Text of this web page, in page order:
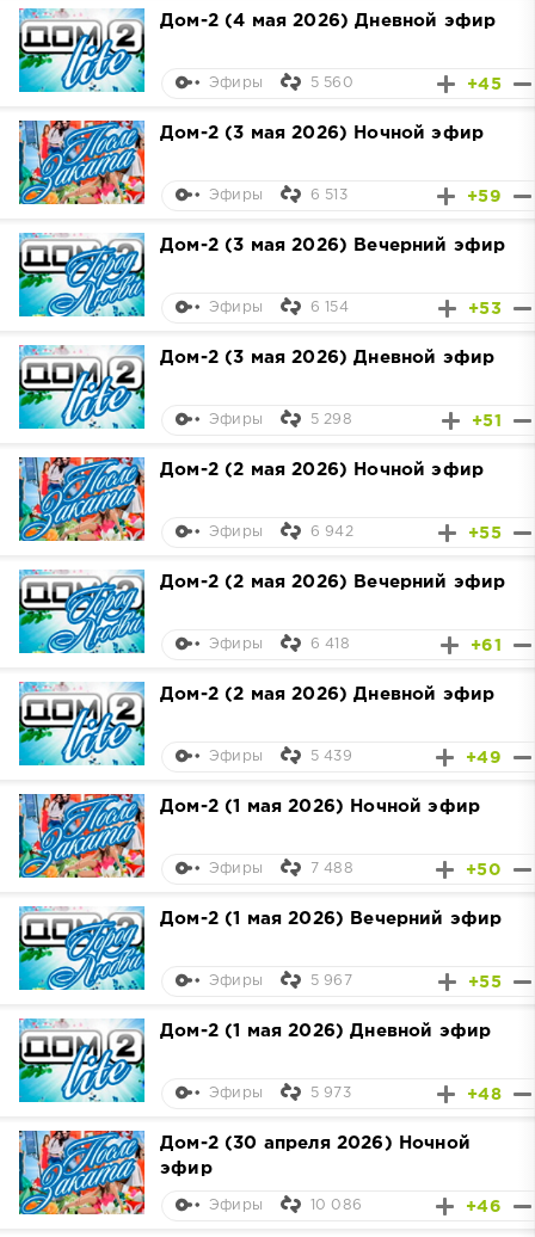
Дом-2 (4 мая 2026) Дневной эфир
+45
Эфиры 5 560
Дом-2 (3 мая 2026) Ночной эфир
+59
Эфиры 6 513
Дом-2 (3 мая 2026) Вечерний эфир
+53
Эфиры 6 154
Дом-2 (3 мая 2026) Дневной эфир
+51
Эфиры 5 298
Дом-2 (2 мая 2026) Ночной эфир
+55
Эфиры 6 942
Дом-2 (2 мая 2026) Вечерний эфир
+61
Эфиры 6 418
Дом-2 (2 мая 2026) Дневной эфир
+49
Эфиры 5 439
Дом-2 (1 мая 2026) Ночной эфир
+50
Эфиры 7 488
Дом-2 (1 мая 2026) Вечерний эфир
+55
Эфиры 5 967
Дом-2 (1 мая 2026) Дневной эфир
+48
Эфиры 5 973
Дом-2 (30 апреля 2026) Ночной
эфир
+46
Эфиры 10 086